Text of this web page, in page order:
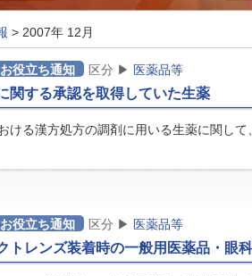
> 2007年 12月
お役立ち通知 区分 ▶ 医薬品等
関する承認を取得していた生薬
ける漢方処方の調剤に用いる生薬に関し
お役立ち通知 区分 ▶ 医薬品等
トレンズ装着時の一般用医薬品・眼